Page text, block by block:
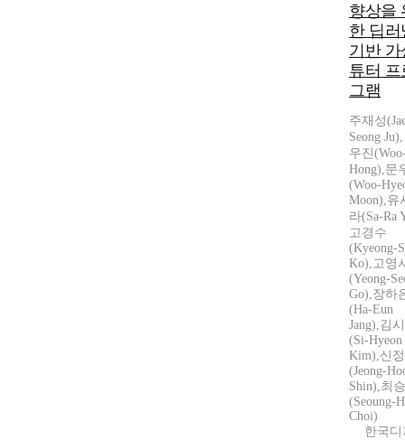
향상을
한 딥러
기반 가
튜터 프
그램
주재성
Seong
우진
Hong),문
(Woo-
Moon),유
라(Sa-Ra
고경수
(Kyeong-
Ko),고영
(Yeong-
Go),장하
(Ha-Eun
Jang),김
(Si-Hyeon
Kim),신
(Jeong-
Shin),최
(Seoung-
Choi)
한국디